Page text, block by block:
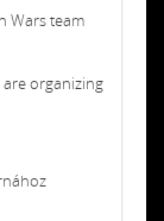
Wars team
are organizing